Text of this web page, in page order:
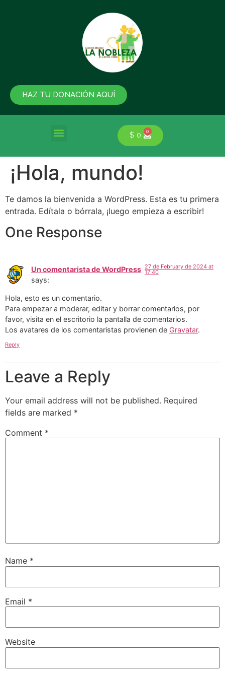
HAZ TU DONACIÓN AQUÍ
$ 0 0
¡Hola, mundo!
Te damos la bienvenida a WordPress. Esta es tu primera
entrada. Edítala o bórrala, ¡luego empieza a escribir!
One Response
Un comentarista de WordPress
says:
27 de February de 2024 at
17:40
Hola, esto es un comentario.
Para empezar a moderar, editar y borrar comentarios, por
favor, visita en el escritorio la pantalla de comentarios.
Los avatares de los comentaristas provienen de Gravatar.
Reply
Leave a Reply
Your email address will not be published. Required
fields are marked *
Comment *
Name *
Email *
Website